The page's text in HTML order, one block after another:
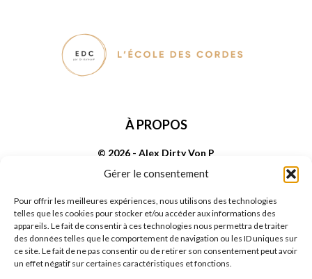
Gérer le consentement
Pour offrir les meilleures expériences, nous utilisons des technologies
telles que les cookies pour stocker et/ou accéder aux informations des
appareils. Le fait de consentir à ces technologies nous permettra de traiter
des données telles que le comportement de navigation ou les ID uniques sur
ce site. Le fait de ne pas consentir ou de retirer son consentement peut avoir
un effet négatif sur certaines caractéristiques et fonctions.
À PROPOS
© 2026 - Alex Dirty Von P
SUIVEZ NOUS